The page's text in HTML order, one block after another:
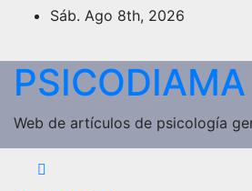
Saltar
Sáb. Ago 8th, 2026
PSICODIAMA
Web de artículos de psicología